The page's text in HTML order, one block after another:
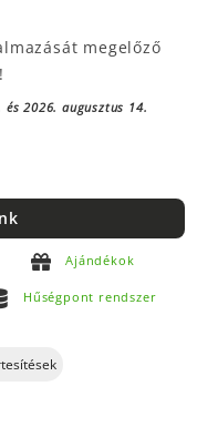
megelőző
2026. augusztus 14.
Ajándékok
Hűségpont rendszer